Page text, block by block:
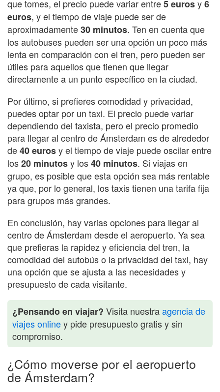
que tomes, el precio puede variar entre5 eurosy6
euros, y el tiempo de viaje puede ser de
aproximadamente30 minutos. Ten en cuenta que
los autobuses pueden ser una opción un poco más
lenta en comparación con el tren, pero pueden ser
útiles para aquellos que tienen que llegar
directamente a un punto específico en la ciudad.
Por último, si prefieres comodidad y privacidad,
puedes optar por un taxi. El precio puede variar
dependiendo del taxista, pero el precio promedio
para llegar al centro de Ámsterdam es de alrededor
de40 eurosy el tiempo de viaje puede oscilar entre
los20 minutosy los40 minutos. Si viajas en
grupo, es posible que esta opción sea más rentable
ya que, por lo general, los taxis tienen una tarifa fija
para grupos más grandes.
En conclusión, hay varias opciones para llegar al
centro de Ámsterdam desde el aeropuerto. Ya sea
que prefieras la rapidez y eficiencia del tren, la
comodidad del autobús o la privacidad del taxi, hay
una opción que se ajusta a las necesidades y
presupuesto de cada visitante.
¿Pensando en viajar? Visita nuestraagencia de
viajes onliney pide presupuesto gratis y sin
compromiso.
¿Cómo moverse por el aeropuerto
de Ámsterdam?